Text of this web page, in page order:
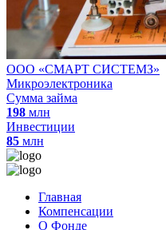
ООО «СМАРТ СИСТЕМЗ»
Микроэлектроника
Сумма займа
198 млн
Инвестиции
85 млн
Главная
Компенсации
О Фонде